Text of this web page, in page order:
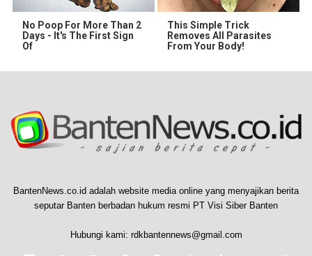
No Poop For More Than 2
Days - It's The First Sign
Of
This Simple Trick
Removes All Parasites
From Your Body!
BantenNews.co.id adalah website media online yang menyajikan berita
seputar Banten berbadan hukum resmi PT Visi Siber Banten
Hubungi kami: rdkbantennews@gmail.com